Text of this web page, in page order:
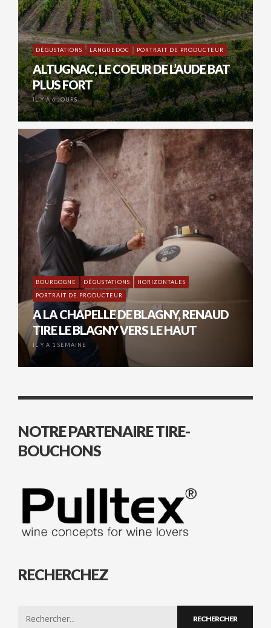
DÉGUSTATIONS LANGUEDOC PORTRAIT DE PRODUCTEUR
ALTUGNAC, LE COEUR DE L’AUDE BAT
PLUS FORT
IL Y A 6 JOURS
BOURGOGNE DÉGUSTATIONS
HORIZONTALES
PORTRAIT DE PRODUCTEUR
A LA CHAPELLE DE BLAGNY, RENAUD
TIRE LE BLAGNY VERS LE HAUT
IL Y A 1 SEMAINE
NOTRE PARTENAIRE TIRE-
BOUCHONS
RECHERCHEZ